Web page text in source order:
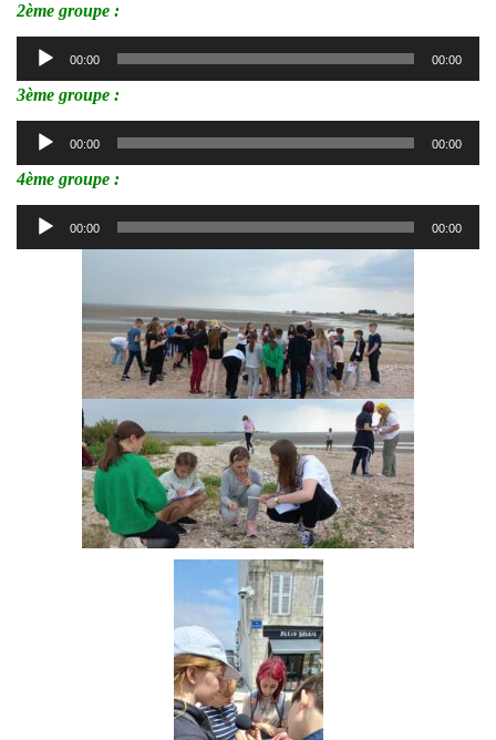
2ème groupe :
Lecteur
audio
00:00 00:00
3ème groupe :
Lecteur
audio
00:00 00:00
4ème groupe :
Lecteur
audio
00:00 00:00